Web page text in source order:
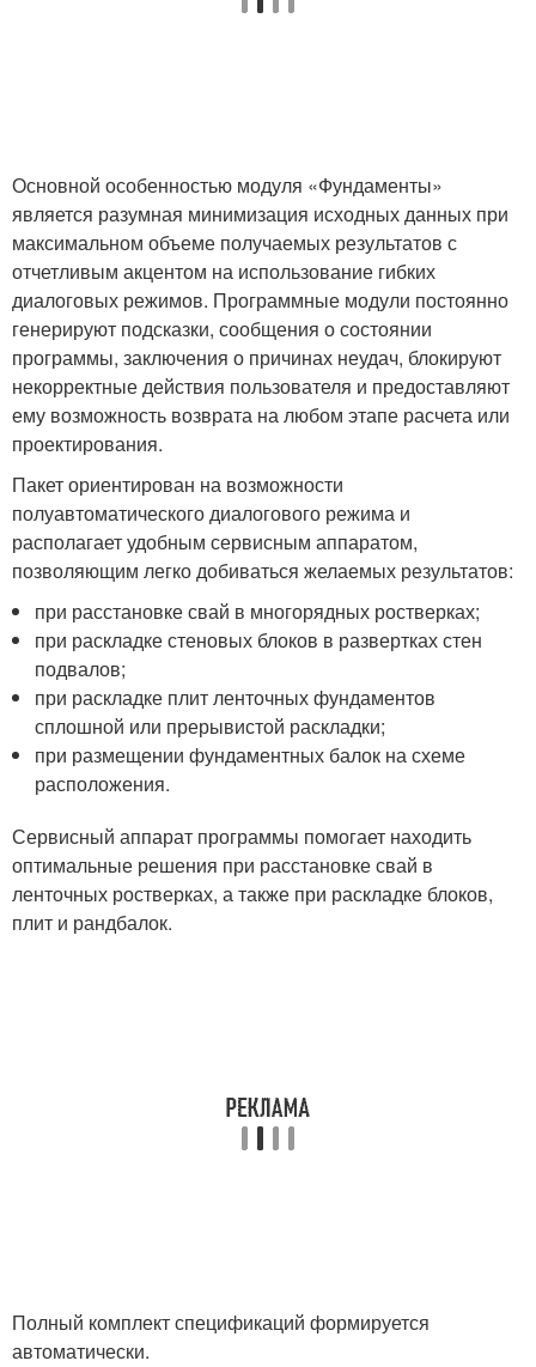
Основной особенностью модуля «Фундаменты»
является разумная минимизация исходных данных при
максимальном объеме получаемых результатов с
отчетливым акцентом на использование гибких
диалоговых режимов. Программные модули постоянно
генерируют подсказки, сообщения о состоянии
программы, заключения о причинах неудач, блокируют
некорректные действия пользователя и предоставляют
ему возможность возврата на любом этапе расчета или
проектирования.
Пакет ориентирован на возможности
полуавтоматического диалогового режима и
располагает удобным сервисным аппаратом,
позволяющим легко добиваться желаемых результатов:
при расстановке свай в многорядных ростверках;
при раскладке стеновых блоков в развертках стен
подвалов;
при раскладке плит ленточных фундаментов
сплошной или прерывистой раскладки;
при размещении фундаментных балок на схеме
расположения.
Сервисный аппарат программы помогает находить
оптимальные решения при расстановке свай в
ленточных ростверках, а также при раскладке блоков,
плит и рандбалок.
Полный комплект спецификаций формируется
автоматически.